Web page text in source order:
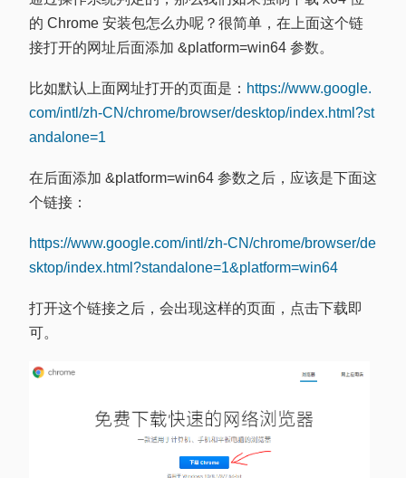
的 Chrome 安装包怎么办呢？很简单，在上面这个链
接打开的网址后面添加 &platform=win64 参数。
比如默认上面网址打开的页面是： https://www.google.
com/intl/zh-CN/chrome/browser/desktop/index.html?st
andalone=1
在后面添加 &platform=win64 参数之后，应该是下面这
个链接：
https://www.google.com/intl/zh-CN/chrome/browser/de
sktop/index.html?standalone=1&platform=win64
打开这个链接之后，会出现这样的页面，点击下载即
可。